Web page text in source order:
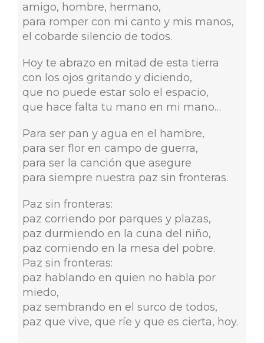
amigo, hombre, hermano,
para romper con mi canto y mis manos,
el cobarde silencio de todos.
Hoy te abrazo en mitad de esta tierra
con los ojos gritando y diciendo,
que no puede estar solo el espacio,
que hace falta tu mano en mi mano…
Para ser pan y agua en el hambre,
para ser flor en campo de guerra,
para ser la canción que asegure
para siempre nuestra paz sin fronteras.
Paz sin fronteras:
paz corriendo por parques y plazas,
paz durmiendo en la cuna del niño,
paz comiendo en la mesa del pobre.
Paz sin fronteras:
paz hablando en quien no habla por
miedo,
paz sembrando en el surco de todos,
paz que vive, que ríe y que es cierta, hoy.